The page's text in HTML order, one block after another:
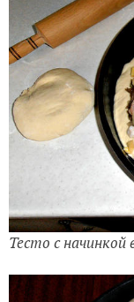
Тесто с начинкой